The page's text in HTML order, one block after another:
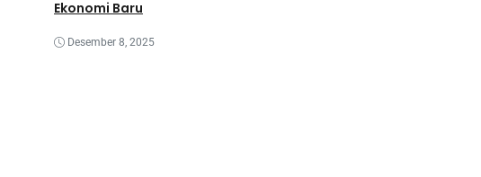
Ekonomi Baru
Desember 8, 2025